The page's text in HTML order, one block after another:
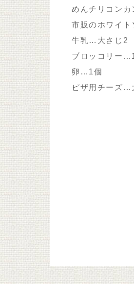
めんチリコン
市販のホワイ
牛乳…大さじ2
ブロッコリー
卵…1個
ピザ用チーズ…